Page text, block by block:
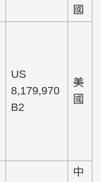
國
US
8,179,970
B2
美
國
中